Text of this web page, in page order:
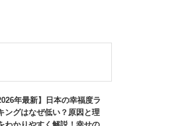
年最新】日本の幸福度ラ
ングはなぜ低い？原因と理